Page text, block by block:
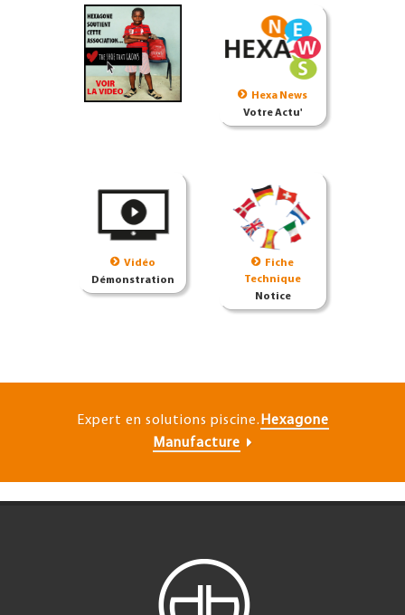
Hexa News
Votre Actu'
Vidéo
Démonstration
Fiche
Technique
Notice
Expert en solutions piscine. Hexagone
Manufacture